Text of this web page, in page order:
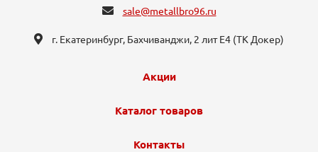
sale@metallbro96.ru
г. Екатеринбург, ​Бахчиванджи, 2 лит Е4 (ТК Докер​)
Акции
Каталог товаров
Контакты